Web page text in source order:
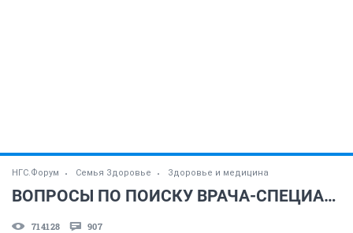
НГС.Форум Семья Здоровье Здоровье и медицина
ВОПРОСЫ ПО ПОИСКУ ВРАЧА-СПЕЦИАЛИСТА (часть 4)
714128 907